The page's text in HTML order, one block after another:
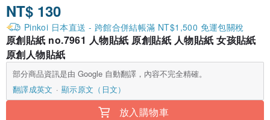
NT$ 130
Pinkoi 日本直送 - 跨館合併結帳滿 NT$1,500 免運包關稅
原創貼紙 no.7961 人物貼紙 原創貼紙 人物貼紙 女孩貼紙
原創人物貼紙
部分商品資訊是由 Google 自動翻譯，內容不完全精確。
翻譯成英文
顯示原文（日文）
放入購物車